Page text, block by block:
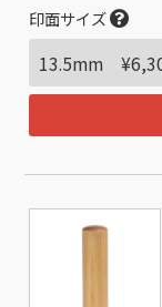
印面サイズ